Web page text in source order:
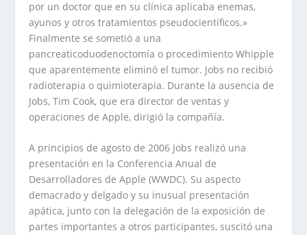
por un doctor que en su clínica aplicaba enemas,
ayunos y otros tratamientos pseudocientíficos.»
Finalmente se sometió a una
pancreaticoduodenoctomía o procedimiento Whipple
que aparentemente eliminó el tumor. Jobs no recibió
radioterapia o quimioterapia. Durante la ausencia de
Jobs, Tim Cook, que era director de ventas y
operaciones de Apple, dirigió la compañía.
A principios de agosto de 2006 Jobs realizó una
presentación en la Conferencia Anual de
Desarrolladores de Apple (WWDC). Su aspecto
demacrado y delgado y su inusual presentación
apática, junto con la delegación de la exposición de
partes importantes a otros participantes, suscitó una